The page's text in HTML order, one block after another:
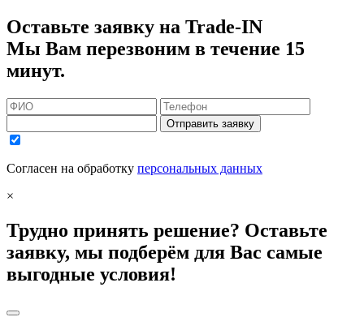
Оставьте заявку на Trade-IN
Мы Вам перезвоним в течение 15
минут.
Отправить заявку
Согласен на обработку персональных данных
×
Трудно принять решение? Оставьте
заявку, мы подберём для Вас самые
выгодные условия!